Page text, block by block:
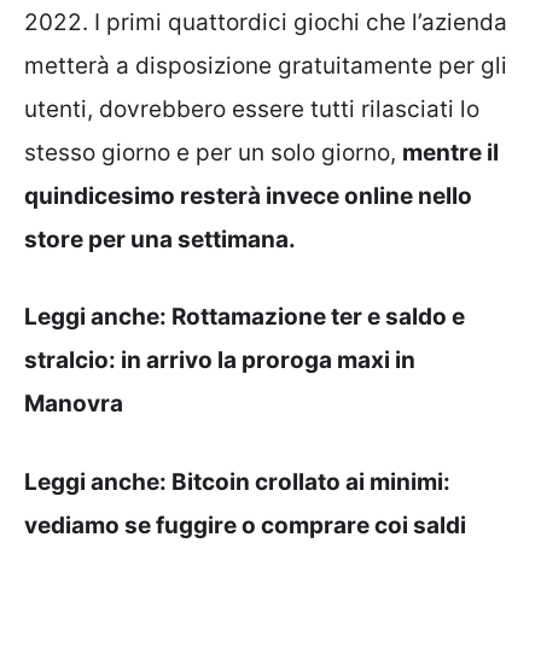
2022. I primi quattordici giochi che l’azienda
metterà a disposizione gratuitamente per gli
utenti, dovrebbero essere tutti rilasciati lo
stesso giorno e per un solo giorno, mentre il
quindicesimo resterà invece online nello
store per una settimana.
Leggi anche: Rottamazione ter e saldo e
stralcio: in arrivo la proroga maxi in
Manovra
Leggi anche: Bitcoin crollato ai minimi:
vediamo se fuggire o comprare coi saldi